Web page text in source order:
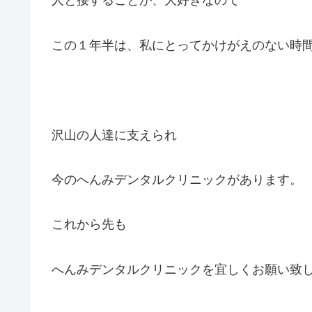
この１年半は、私にとってかけがえのない時
沢山の人達に支えられ
今のへんみデンタルクリニックがあります。
これから先も
へんみデンタルクリニックを宜しくお願い致し